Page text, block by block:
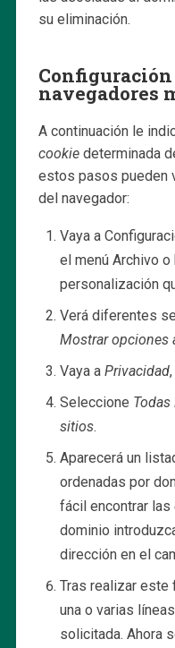
su eliminación.
Configuración
navegadores
A continuación le
cookiedeterminada
estos pasos pueden
del navegador:
Vaya a
el menú Archivo
personalización
Verá diferentes
Mostrar opciones
Vaya a Privacidad,
Seleccione Todas
sitios.
Aparecerá un
ordenadas por
fácil encontrar las
dominio
dirección en el
Tras realizar este
una o varias
solicitada. Ahora